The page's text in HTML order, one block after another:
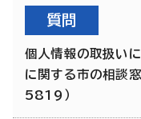
質問
個人情報の取扱い
に関する市の相談
5819）